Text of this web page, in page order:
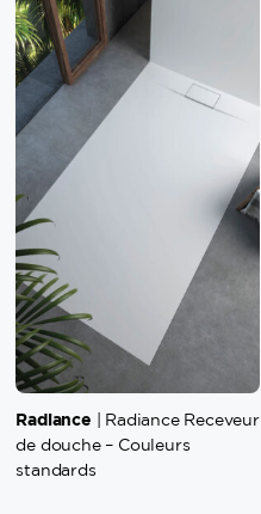
Radiance | Radiance Receveur
de douche – Couleurs
standards